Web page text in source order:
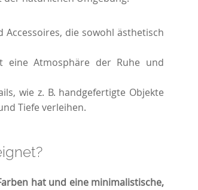
die sowohl ästhetisch
eine Atmosphäre der Ruhe und
wie z. B. handgefertigte Objekte
Tiefe verleihen.
hat und eine minimalistische,